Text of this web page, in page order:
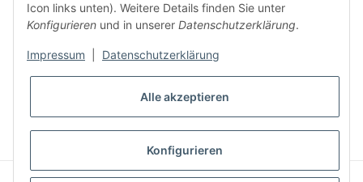
Icon links unten). Weitere Details finden Sie unter
Konfigurieren und in unserer Datenschutzerklärung.
Impressum Datenschutzerklärung
Alle akzeptieren
Konfigurieren